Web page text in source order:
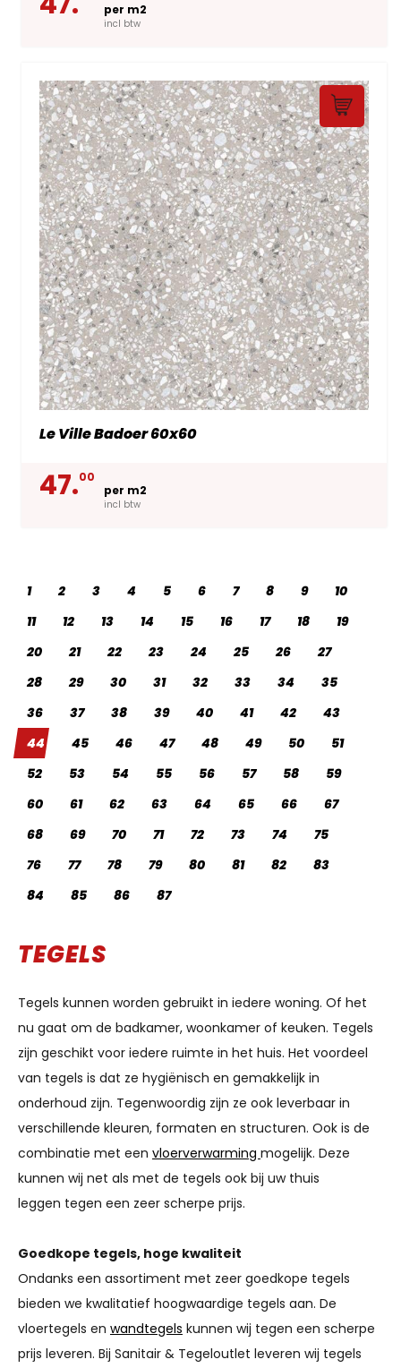
per m2
incl btw
Le Ville Badoer 60x60
47.00
per m2
incl btw
1 2 3 4 5 6 7 8 9
10
11
12 13 14 15 16 17 18
19
20
21 22 23 24 25 26
27
28
29 30 31 32 33 34
35
36
37 38 39 40 41 42
43
44
45 46 47 48 49 50
51
52
53 54 55 56 57 58
59
60
61 62 63 64 65 66
67
68
69 70 71 72 73 74
75
76
77 78 79 80 81 82
83
84
85 86 87
TEGELS
Tegels kunnen worden gebruikt in iedere woning. Of het
nu gaat om de badkamer, woonkamer of keuken. Tegels
zijn geschikt voor iedere ruimte in het huis. Het voordeel
van tegels is dat ze hygiënisch en gemakkelijk in
onderhoud zijn. Tegenwoordig zijn ze ook leverbaar in
verschillende kleuren, formaten en structuren. Ook is de
combinatie met een vloerverwarming mogelijk. Deze
kunnen wij net als met de tegels ook bij uw thuis
leggen tegen een zeer scherpe prijs.
Goedkope tegels, hoge kwaliteit
Ondanks een assortiment met zeer goedkope tegels
bieden we kwalitatief hoogwaardige tegels aan. De
vloertegels en wandtegels kunnen wij tegen een scherpe
prijs leveren. Bij Sanitair & Tegeloutlet leveren wij tegels